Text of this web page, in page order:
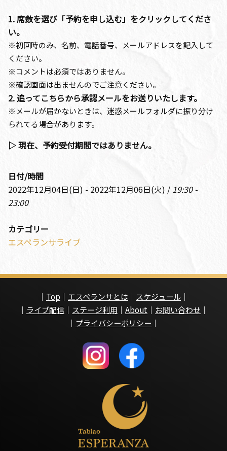
1. 席数を選び「予約を申し込む」をクリックしてくださ
い。
※初回時のみ、名前、電話番号、メールアドレスを記入して
ください。
※コメントは必須ではありません。
※確認画面は出ませんのでご注意ください。
2. 追ってこちらから承認メールをお送りいたします。
※メールが届かないときは、迷惑メールフォルダに振り分け
られてる場合があります。
▷ 現在、予約受付期間ではありません。
日付/時間
2022年12月04日(日) - 2022年12月06日(火) / 19:30 -
23:00
カテゴリー
エスペランサライブ
｜ Top ｜ エスペランサとは ｜ スケジュール ｜
｜ ライブ配信 ｜ ステージ利用 ｜ About ｜ お問い合わせ ｜
｜ プライバシーポリシー ｜